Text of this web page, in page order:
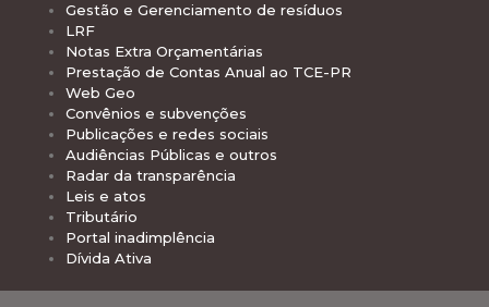
Gestão e Gerenciamento de resíduos
LRF
Notas Extra Orçamentárias
Prestação de Contas Anual ao TCE-PR
Web Geo
Convênios e subvenções
Publicações e redes sociais
Audiências Públicas e outros
Radar da transparência
Leis e atos
Tributário
Portal inadimplência
Dívida Ativa